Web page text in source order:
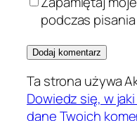
podczas
Ta strona używa
Dowiedz się, w
dane Twoich